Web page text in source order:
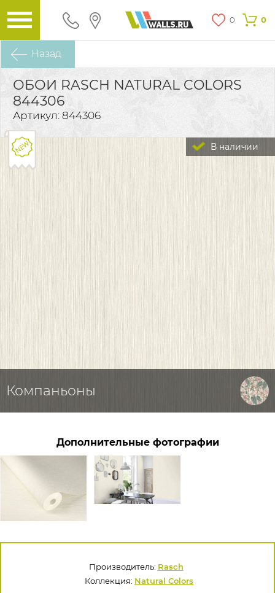
0 0
Назад
ОБОИ RASCH NATURAL COLORS
844306
Артикул: 844306
В наличии
Компаньоны
Дополнительные фотографии
Производитель: Rasch
Коллекция: Natural Colors